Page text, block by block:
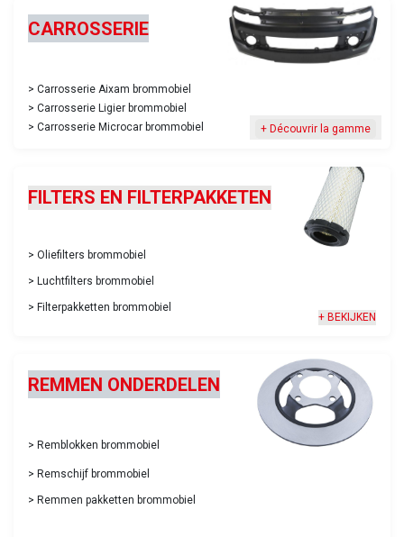
CARROSSERIE
​> Carrosserie Aixam brommobiel
> Carrosserie Ligier brommobiel
> Carrosserie Microcar brommobiel
+ Découvrir la gamme
FILTERS EN FILTERPAKKETEN
​> Oliefilters brommobiel
> Luchtfilters brommobiel​
> Filterpakketten brommobiel
+ BEKIJKEN
REMMEN ONDERDELEN
> Remblokken brommobiel
​​> Remschijf brommobiel
> Remmen pakketten brommobiel